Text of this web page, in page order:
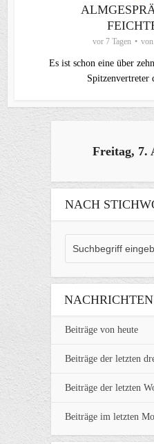
vor 7 Tagen von
Es ist schon eine über
Spitzenvertreter
Freitag, 7.
NACH
Beiträge von heute
Beiträge der letzten
Beiträge der letzten
Beiträge im letzten